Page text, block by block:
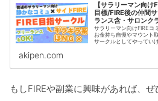
【サラリーマン向
目標/FIRE後の仲間
ランス含・サロンク
サラリーマン向けFIREコ
お金持ち自慢やマウント
サークルとしてやってい
・「パリピなどギラギラ
す。
akipen.com
もしFIREや副業に興味があれば、